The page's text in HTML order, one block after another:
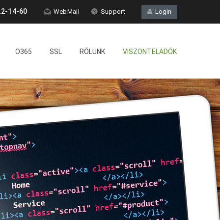
Login
14-60 WebMail Support
O365 SSL RÓLUNK VISZONTELADÓK